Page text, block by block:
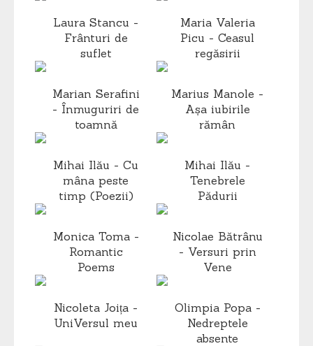
Laura Stancu -
Frânturi de
suflet
Maria Valeria
Picu - Ceasul
regăsirii
Marian Serafini
- Înmuguriri de
toamnă
Marius Manole -
Așa iubirile
rămân
Mihai Ilău - Cu
mâna peste
timp (Poezii)
Mihai Ilău -
Tenebrele
Pădurii
Monica Toma -
Romantic
Poems
Nicolae Bătrânu
- Versuri prin
Vene
Nicoleta Joița -
UniVersul meu
Olimpia Popa -
Nedreptele
absente